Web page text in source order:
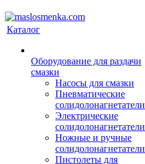
Каталог
Оборудование для раздачи
смазки
Насосы для смазки
Пневматические
солидолонагнетатели
Электрические
солидолонагнетатели
Ножные и ручные
солидолонагнетатели
Пистолеты для